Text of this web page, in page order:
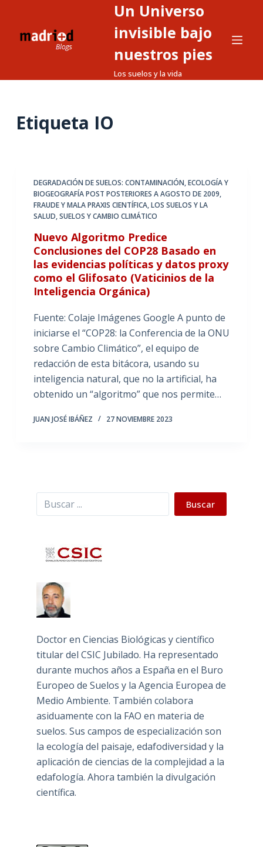
Un Universo
invisible bajo
nuestros pies
Los suelos y la vida
Etiqueta IO
DEGRADACIÓN DE SUELOS: CONTAMINACIÓN,ECOLOGÍA Y
BIOGEOGRAFÍA POST POSTERIORES A AGOSTO DE 2009,
FRAUDE Y MALA PRAXIS CIENTÍFICA,LOS SUELOS Y LA
SALUD,SUELOS Y CAMBIO CLIMÁTICO
Nuevo Algoritmo Predice
Conclusiones del COP28 Basado en
las evidencias políticas y datos proxy
como el Glifosato (Vaticinios de la
Inteligencia Orgánica)
Fuente: Colaje Imágenes Google A punto de
iniciarse el “COP28: la Conferencia de la ONU
sobre Cambio Climático”, el equipo de
redacción de esta bitácora, usando su
inteligencia natural, que no la artificial, ha
obtenido un “algoritmo” que nos permite…
JUAN JOSÉ IBÁÑEZ 27 NOVIEMBRE 2023
Buscar Buscar
Doctor en Ciencias Biológicas y científico
titular del CSIC Jubilado. Ha representado
durante muchos años a España en el Buro
Europeo de Suelos y la Agencia Europea de
Medio Ambiente. También colabora
asiduamente con la FAO en materia de
suelos. Sus campos de especialización son
la ecología del paisaje, edafodiversidad y la
aplicación de ciencias de la complejidad a la
edafología. Ahora también la divulgación
científica.